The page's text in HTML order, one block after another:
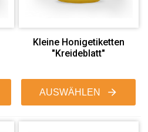
Kleine Honigetiketten
"Kreideblatt"
AUSWÄHLEN